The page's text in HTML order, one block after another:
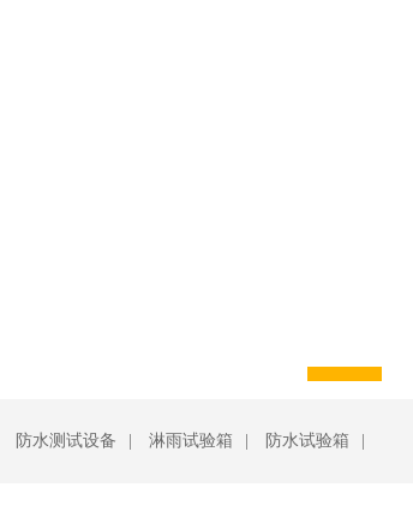
防水测试设备 淋雨试验箱 防水试验箱